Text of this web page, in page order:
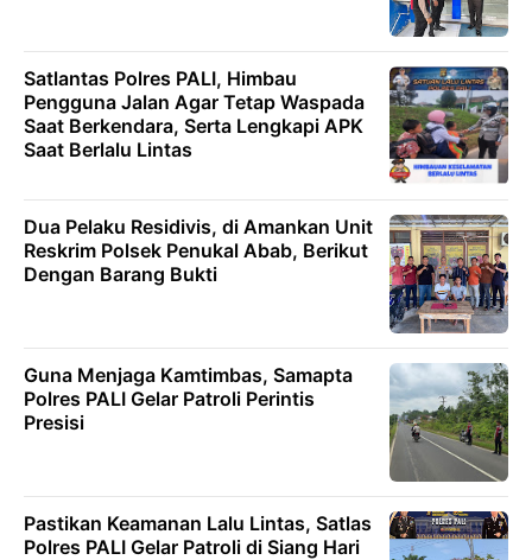
Satlantas Polres PALI, Himbau
Pengguna Jalan Agar Tetap Waspada
Saat Berkendara, Serta Lengkapi APK
Saat Berlalu Lintas
Dua Pelaku Residivis, di Amankan Unit
Reskrim Polsek Penukal Abab, Berikut
Dengan Barang Bukti
Guna Menjaga Kamtimbas, Samapta
Polres PALI Gelar Patroli Perintis
Presisi
Pastikan Keamanan Lalu Lintas, Satlas
Polres PALI Gelar Patroli di Siang Hari